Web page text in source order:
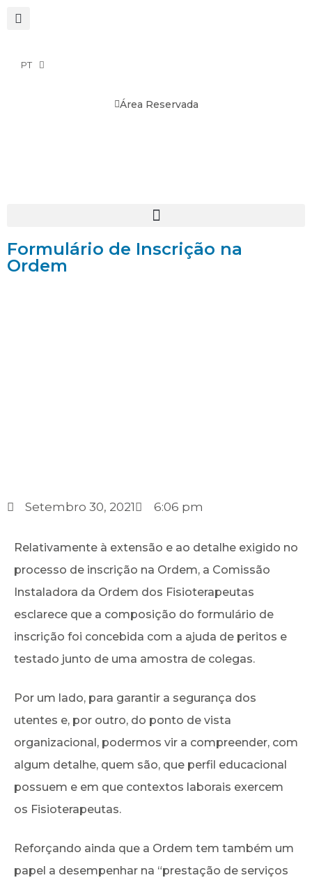
PT
Área Reservada
Formulário de Inscrição na
Ordem
Setembro 30, 2021 6:06 pm
Relativamente à extensão e ao detalhe exigido no
processo de inscrição na Ordem, a Comissão
Instaladora da Ordem dos Fisioterapeutas
esclarece que a composição do formulário de
inscrição foi concebida com a ajuda de peritos e
testado junto de uma amostra de colegas.
Por um lado, para garantir a segurança dos
utentes e, por outro, do ponto de vista
organizacional, podermos vir a compreender, com
algum detalhe, quem são, que perfil educacional
possuem e em que contextos laborais exercem
os Fisioterapeutas.
Reforçando ainda que a Ordem tem também um
papel a desempenhar na “prestação de serviços